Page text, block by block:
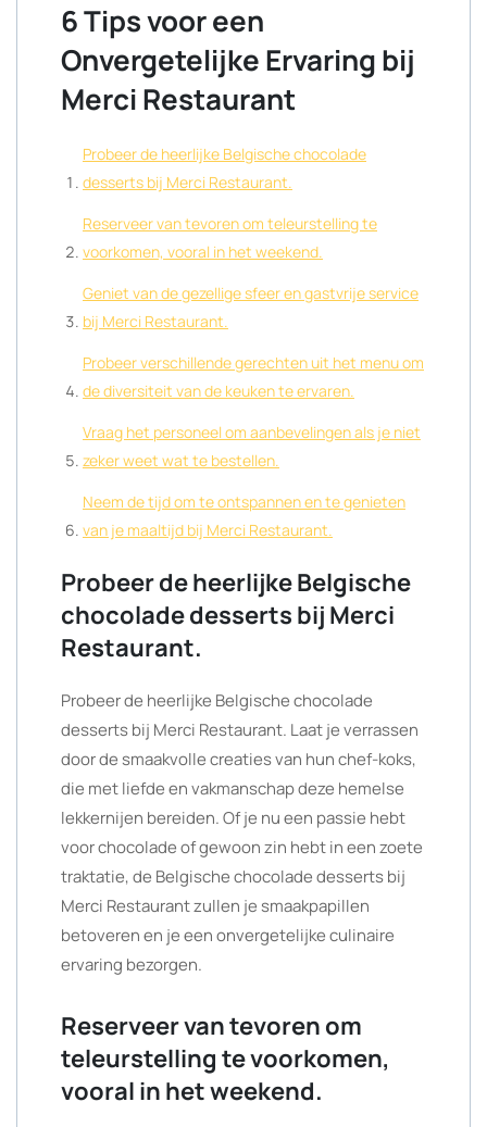
6 Tips voor een
Onvergetelijke Ervaring bij
Merci Restaurant
Probeer de heerlijke Belgische chocolade
desserts bij Merci Restaurant.
Reserveer van tevoren om teleurstelling te
voorkomen, vooral in het weekend.
Geniet van de gezellige sfeer en gastvrije service
bij Merci Restaurant.
Probeer verschillende gerechten uit het menu om
de diversiteit van de keuken te ervaren.
Vraag het personeel om aanbevelingen als je niet
zeker weet wat te bestellen.
Neem de tijd om te ontspannen en te genieten
van je maaltijd bij Merci Restaurant.
Probeer de heerlijke Belgische
chocolade desserts bij Merci
Restaurant.
Probeer de heerlijke Belgische chocolade
desserts bij Merci Restaurant. Laat je verrassen
door de smaakvolle creaties van hun chef-koks,
die met liefde en vakmanschap deze hemelse
lekkernijen bereiden. Of je nu een passie hebt
voor chocolade of gewoon zin hebt in een zoete
traktatie, de Belgische chocolade desserts bij
Merci Restaurant zullen je smaakpapillen
betoveren en je een onvergetelijke culinaire
ervaring bezorgen.
Reserveer van tevoren om
teleurstelling te voorkomen,
vooral in het weekend.